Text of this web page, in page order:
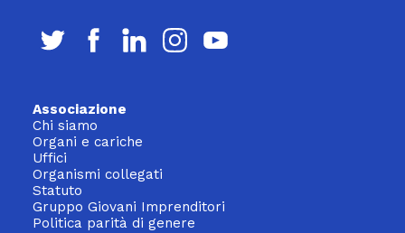
Associazione
Chi siamo
Organi e cariche
Uffici
Organismi collegati
Statuto
Gruppo Giovani Imprenditori
Politica parità di genere